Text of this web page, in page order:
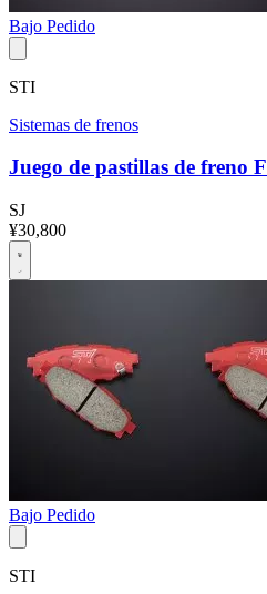
Bajo Pedido
STI
Sistemas de frenos
Juego de pastillas de freno F
SJ
¥30,800
Bajo Pedido
STI